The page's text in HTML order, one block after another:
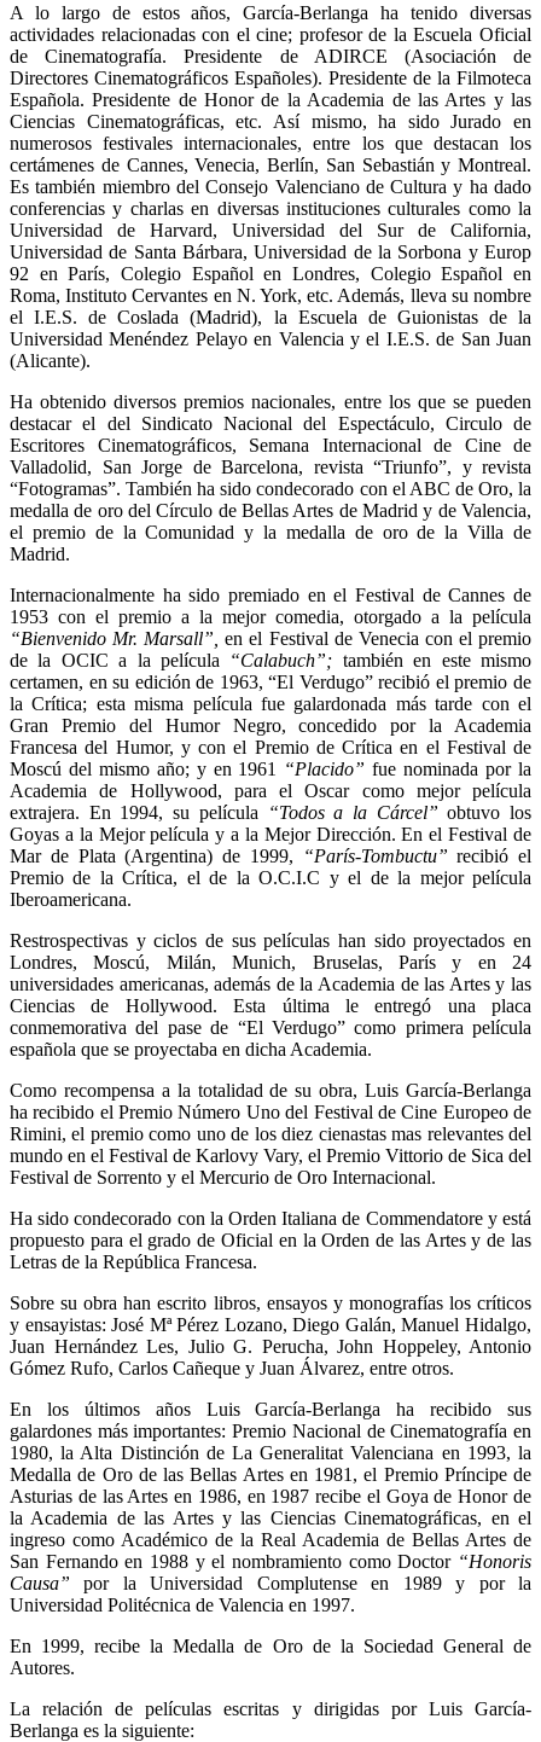
A lo largo de estos años, García-Berlanga ha tenido diversas
actividades relacionadas con el cine; profesor de la Escuela Oficial
de Cinematografía. Presidente de ADIRCE (Asociación de
Directores Cinematográficos Españoles). Presidente de la Filmoteca
Española. Presidente de Honor de la Academia de las Artes y las
Ciencias Cinematográficas, etc. Así mismo, ha sido Jurado en
numerosos festivales internacionales, entre los que destacan los
certámenes de Cannes, Venecia, Berlín, San Sebastián y Montreal.
Es también miembro del Consejo Valenciano de Cultura y ha dado
conferencias y charlas en diversas instituciones culturales como la
Universidad de Harvard, Universidad del Sur de California,
Universidad de Santa Bárbara, Universidad de la Sorbona y Europ
92 en París, Colegio Español en Londres, Colegio Español en
Roma, Instituto Cervantes en N. York, etc. Además, lleva su nombre
el I.E.S. de Coslada (Madrid), la Escuela de Guionistas de la
Universidad Menéndez Pelayo en Valencia y el I.E.S. de San Juan
(Alicante).
Ha obtenido diversos premios nacionales, entre los que se pueden
destacar el del Sindicato Nacional del Espectáculo, Circulo de
Escritores Cinematográficos, Semana Internacional de Cine de
Valladolid, San Jorge de Barcelona, revista “Triunfo”, y revista
“Fotogramas”. También ha sido condecorado con el ABC de Oro, la
medalla de oro del Círculo de Bellas Artes de Madrid y de Valencia,
el premio de la Comunidad y la medalla de oro de la Villa de
Madrid.
Internacionalmente ha sido premiado en el Festival de Cannes de
1953 con el premio a la mejor comedia, otorgado a la película
“Bienvenido Mr. Marsall”, en el Festival de Venecia con el premio
de la OCIC a la película “Calabuch”; también en este mismo
certamen, en su edición de 1963, “El Verdugo” recibió el premio de
la Crítica; esta misma película fue galardonada más tarde con el
Gran Premio del Humor Negro, concedido por la Academia
Francesa del Humor, y con el Premio de Crítica en el Festival de
Moscú del mismo año; y en 1961
“Placido”fue nominada por la
Academia de Hollywood, para el Oscar como mejor película
extrajera. En 1994, su película
“Todos a la Cárcel” obtuvo los
Goyas a la Mejor película y a la Mejor Dirección. En el Festival de
Mar de Plata (Argentina) de 1999,
“París-Tombuctu” recibió el
Premio de la Crítica, el de la O.C.I.C y el de la mejor película
Iberoamericana.
Restrospectivas y ciclos de sus películas han sido proyectados en
Londres, Moscú, Milán, Munich, Bruselas, París y en 24
universidades americanas, además de la Academia de las Artes y las
Ciencias de Hollywood. Esta última le entregó una placa
conmemorativa del pase de “El Verdugo” como primera película
española que se proyectaba en dicha Academia.
Como recompensa a la totalidad de su obra, Luis García-Berlanga
ha recibido el Premio Número Uno del Festival de Cine Europeo de
Rimini, el premio como uno de los diez cienastas mas relevantes del
mundo en el Festival de Karlovy Vary, el Premio Vittorio de Sica del
Festival de Sorrento y el Mercurio de Oro Internacional.
Ha sido condecorado con la Orden Italiana de Commendatore y está
propuesto para el grado de Oficial en la Orden de las Artes y de las
Letras de la República Francesa.
Sobre su obra han escrito libros, ensayos y monografías los críticos
y ensayistas: José Mª Pérez Lozano, Diego Galán, Manuel Hidalgo,
Juan Hernández Les, Julio G. Perucha, John Hoppeley, Antonio
Gómez Rufo, Carlos Cañeque y Juan Álvarez, entre otros.
En los últimos años Luis García-Berlanga ha recibido sus
galardones más importantes: Premio Nacional de Cinematografía en
1980, la Alta Distinción de La Generalitat Valenciana en 1993, la
Medalla de Oro de las Bellas Artes en 1981, el Premio Príncipe de
Asturias de las Artes en 1986, en 1987 recibe el Goya de Honor de
la Academia de las Artes y las Ciencias Cinematográficas, en el
ingreso como Académico de la Real Academia de Bellas Artes de
San Fernando en 1988 y el nombramiento como Doctor “Honoris
Causa” por la Universidad Complutense en 1989 y por la
Universidad Politécnica de Valencia en 1997.
En 1999, recibe la Medalla de Oro de la Sociedad General de
Autores.
La relación de películas escritas y dirigidas por Luis García-
Berlanga es la siguiente: